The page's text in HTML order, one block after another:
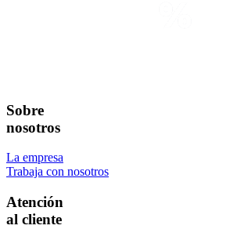
Sobre
nosotros
La empresa
Trabaja con nosotros
Atención
al cliente